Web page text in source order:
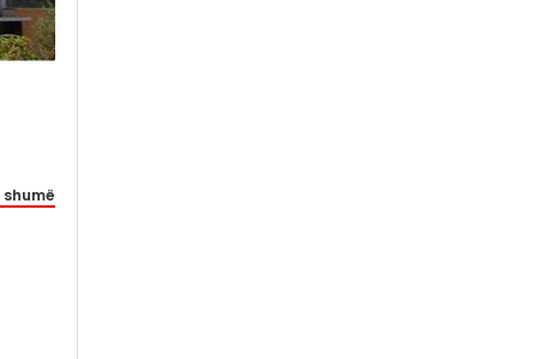
shumë